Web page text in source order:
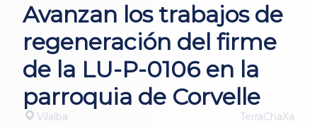
Avanzan los trabajos de
regeneración del firme
de la LU-P-0106 en la
parroquia de Corvelle
Vilalba TerraChaXa